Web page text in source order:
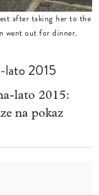
after taking her to the
went out for dinner.
lato 2015
lato 2015:
na pokaz